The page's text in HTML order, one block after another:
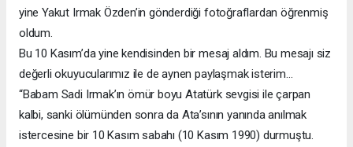
yine Yakut Irmak Özden’in gönderdiği fotoğraflardan öğrenmiş
oldum.
Bu 10 Kasım’da yine kendisinden bir mesaj aldım. Bu mesajı siz
değerli okuyucularımız ile de aynen paylaşmak isterim…
“Babam Sadi Irmak’ın ömür boyu Atatürk sevgisi ile çarpan
kalbi, sanki ölümünden sonra da Ata’sının yanında anılmak
istercesine bir 10 Kasım sabahı (10 Kasım 1990) durmuştu.